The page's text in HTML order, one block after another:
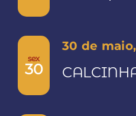
sex
30
30 de